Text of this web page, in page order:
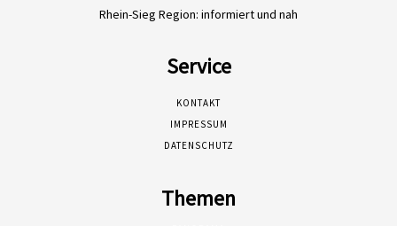
Rhein-Sieg Region: informiert und nah
Service
KONTAKT
IMPRESSUM
DATENSCHUTZ
Themen